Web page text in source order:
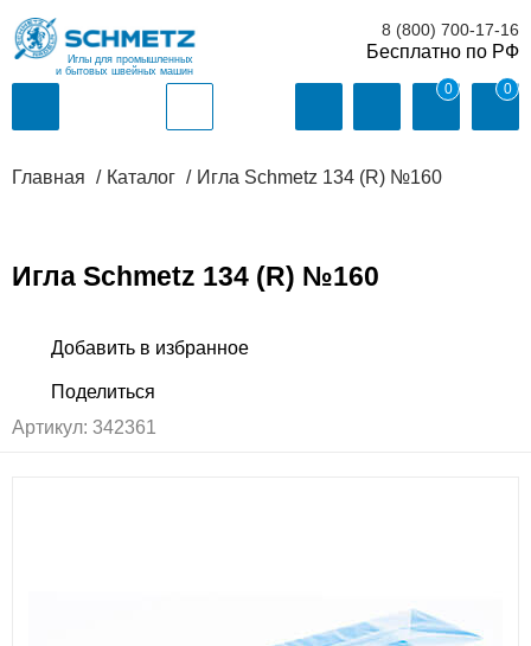
Иглы для промышленных
и бытовых швейных машин
8 (800) 700-17-16
0 0
Главная Каталог Игла Schmetz 134 (R) №160
Игла Schmetz 134 (R) №160
Артикул: 342361